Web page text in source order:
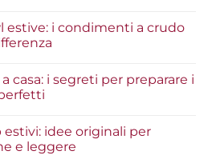
estive: i condimenti a crudo
casa: i segreti per preparare i
estivi: idee originali per
e leggere